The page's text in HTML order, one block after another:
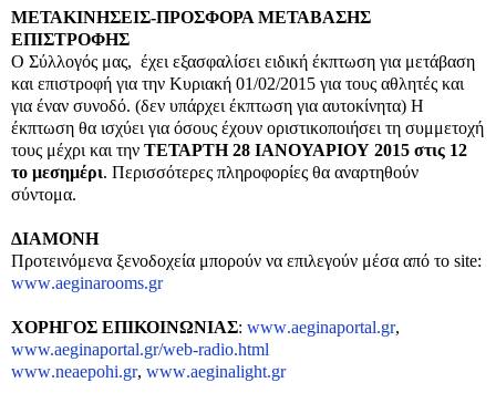
ΜΕΤΑΚΙΝΗΣΕΙΣ-ΠΡΟΣΦΟΡΑ ΜΕΤΑΒΑΣΗΣ
ΕΠΙΣΤΡΟΦΗΣ
Ο Σύλλογός μας, έχει εξασφαλίσει ειδική έκπτωση για μετάβαση
και επιστροφή για την Κυριακή 01/02/2015 για τους αθλητές και
για έναν συνοδό. (δεν υπάρχει έκπτωση για αυτοκίνητα) Η
έκπτωση θα ισχύει για όσους έχουν οριστικοποιήσει τη συμμετοχή
τους μέχρι και την ΤΕΤΑΡΤΗ 28 ΙΑΝΟΥΑΡΙΟΥ 2015 στις 12
το μεσημέρι. Περισσότερες πληροφορίες θα αναρτηθούν
σύντομα.
ΔΙΑΜΟΝΗ
Προτεινόμενα ξενοδοχεία μπορούν να επιλεγούν μέσα από το site:
www.aeginarooms.gr
ΧΟΡΗΓΟΣ ΕΠΙΚΟΙΝΩΝΙΑΣ: www.aeginaportal.gr,
www.aeginaportal.gr/web-radio.html
www.neaepohi.gr, www.aeginalight.gr